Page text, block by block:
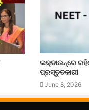
ଲକ୍‌ଡାଉନ୍‌ରେ
ପ୍ରସ୍ତୁତକାରୀ
June 8, 2026